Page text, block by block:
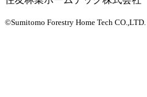
©Sumitomo Forestry Home Tech CO.,LTD.